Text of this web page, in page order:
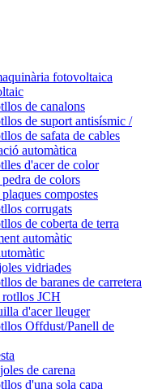
fotovoltaica
de canalons
de suport antisísmic /
de safata de cables
automàtica
d'acer de color
de colors
compostes
corrugats
de coberta de terra
automàtic
vidriades
de baranes de carretera
JCH
d'acer lleuger
Offdust/Panell de
de carena
d'una sola capa